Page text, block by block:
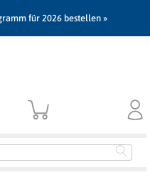
für 2026 bestellen »